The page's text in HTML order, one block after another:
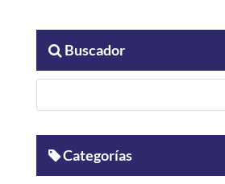
Buscador
Categorías